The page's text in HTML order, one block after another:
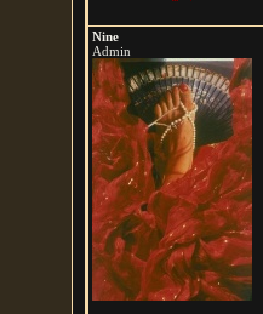
Nine
Admin